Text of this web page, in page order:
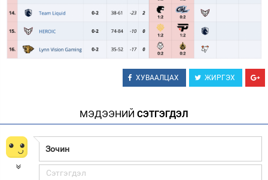
ХУВААЛЦАХ ЖИРГЭХ
МЭДЭЭНИЙ СЭТГЭГДЭЛ